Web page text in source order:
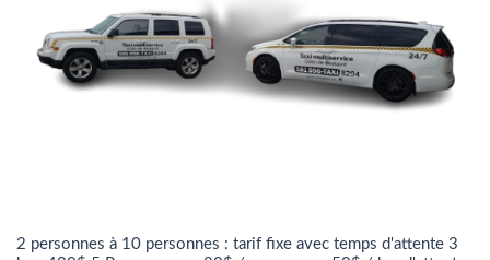
2 personnes à 10 personnes : tarif fixe avec temps d'attente 3